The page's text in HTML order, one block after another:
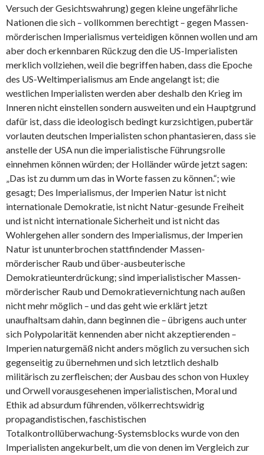
Versuch der Gesichtswahrung) gegen kleine ungefährliche
Nationen die sich – vollkommen berechtigt – gegen Massen-
mörderischen Imperialismus verteidigen können wollen und am
aber doch erkennbaren Rückzug den die US-Imperialisten
merklich vollziehen, weil die begriffen haben, dass die Epoche
des US-Weltimperialismus am Ende angelangt ist; die
westlichen Imperialisten werden aber deshalb den Krieg im
Inneren nicht einstellen sondern ausweiten und ein Hauptgrund
dafür ist, dass die ideologisch bedingt kurzsichtigen, pubertär
vorlauten deutschen Imperialisten schon phantasieren, dass sie
anstelle der USA nun die imperialistische Führungsrolle
einnehmen können würden; der Holländer würde jetzt sagen:
„Das ist zu dumm um das in Worte fassen zu können.“; wie
gesagt; Des Imperialismus, der Imperien Natur ist nicht
internationale Demokratie, ist nicht Natur-gesunde Freiheit
und ist nicht internationale Sicherheit und ist nicht das
Wohlergehen aller sondern des Imperialismus, der Imperien
Natur ist ununterbrochen stattfindender Massen-
mörderischer Raub und über-ausbeuterische
Demokratieunterdrückung; sind imperialistischer Massen-
mörderischer Raub und Demokratievernichtung nach außen
nicht mehr möglich – und das geht wie erklärt jetzt
unaufhaltsam dahin, dann beginnen die – übrigens auch unter
sich Polypolarität kennenden aber nicht akzeptierenden –
Imperien naturgemäß nicht anders möglich zu versuchen sich
gegenseitig zu übernehmen und sich letztlich deshalb
militärisch zu zerfleischen; der Ausbau des schon von Huxley
und Orwell vorausgesehenen imperialistischen, Moral und
Ethik ad absurdum führenden, völkerrechtswidrig
propagandistischen, faschistischen
Totalkontrollüberwachung-Systemsblocks wurde von den
Imperialisten angekurbelt, um die von denen im Vergleich zur